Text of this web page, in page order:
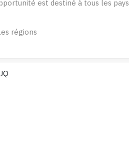
est destiné à tous les pays
régions